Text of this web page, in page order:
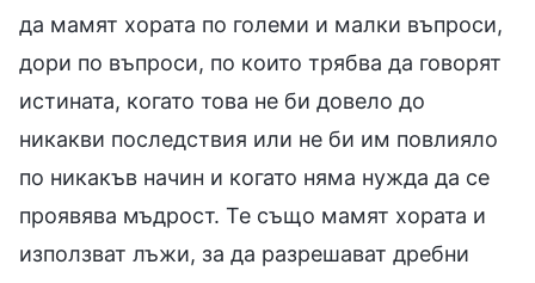
да мамят хората по големи и малки въпроси,
дори по въпроси, по които трябва да говорят
истината, когато това не би довело до
никакви последствия или не би им повлияло
по никакъв начин и когато няма нужда да се
проявява мъдрост. Те също мамят хората и
използват лъжи, за да разрешават дребни